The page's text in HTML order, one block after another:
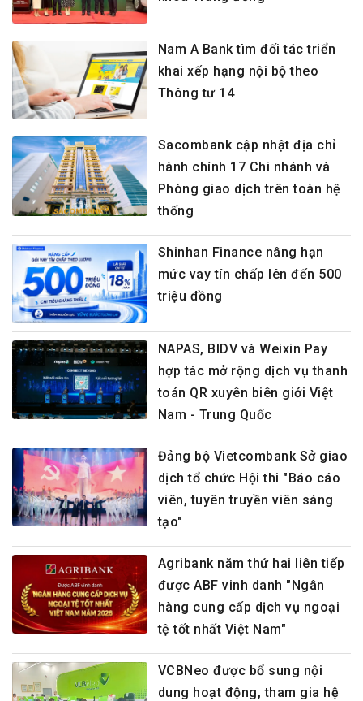
Nam A Bank tìm đối tác triển
khai xếp hạng nội bộ theo
Thông tư 14
Sacombank cập nhật địa chỉ
hành chính 17 Chi nhánh và
Phòng giao dịch trên toàn hệ
thống
Shinhan Finance nâng hạn
mức vay tín chấp lên đến 500
triệu đồng
NAPAS, BIDV và Weixin Pay
hợp tác mở rộng dịch vụ thanh
toán QR xuyên biên giới Việt
Nam - Trung Quốc
Đảng bộ Vietcombank Sở giao
dịch tổ chức Hội thi "Báo cáo
viên, tuyên truyền viên sáng
tạo"
Agribank năm thứ hai liên tiếp
được ABF vinh danh "Ngân
hàng cung cấp dịch vụ ngoại
tệ tốt nhất Việt Nam"
VCBNeo được bổ sung nội
dung hoạt động, tham gia hệ